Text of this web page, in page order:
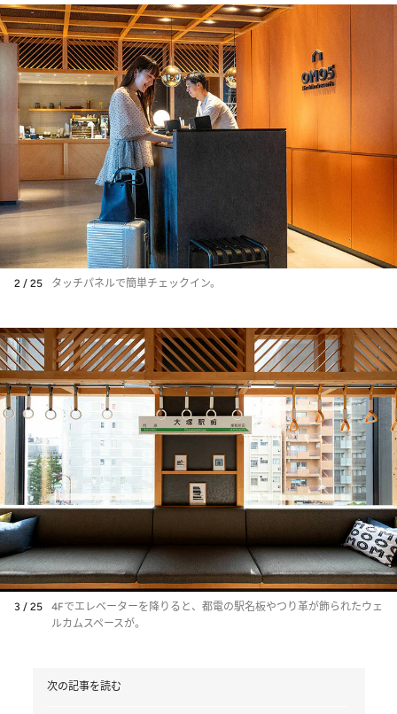
2 / 25 タッチパネルで簡単チェックイン。
3 / 25
4Fでエレベーターを降りると、都電の駅名板やつり革が飾られたウェ
ルカムスペースが。
次の記事を読む